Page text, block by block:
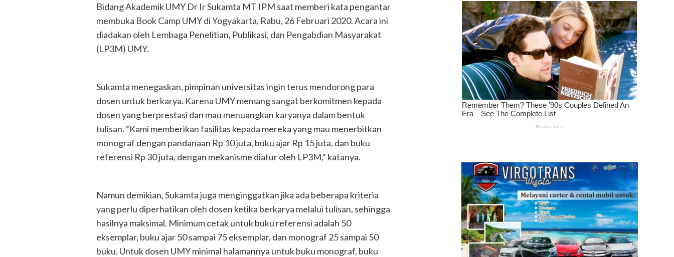
Bidang Akademik UMY Dr Ir Sukamta MT IPM saat memberi kata pengantar
membuka Book Camp UMY di Yogyakarta, Rabu, 26 Februari 2020. Acara ini
diadakan oleh Lembaga Penelitian, Publikasi, dan Pengabdian Masyarakat
(LP3M) UMY.
Sukamta menegaskan, pimpinan universitas ingin terus mendorong para
dosen untuk berkarya. Karena UMY memang sangat berkomitmen kepada
dosen yang berprestasi dan mau menuangkan karyanya dalam bentuk
tulisan. “Kami memberikan fasilitas kepada mereka yang mau menerbitkan
monograf dengan pandanaan Rp 10 juta, buku ajar Rp 15 juta, dan buku
referensi Rp 30 juta, dengan mekanisme diatur oleh LP3M,” katanya.
Namun demikian, Sukamta juga menginggatkan jika ada beberapa kriteria
yang perlu diperhatikan oleh dosen ketika berkarya melalui tulisan, sehingga
hasilnya maksimal. Minimum cetak untuk buku referensi adalah 50
eksemplar, buku ajar 50 sampai 75 eksemplar, dan monograf 25 sampai 50
buku. Untuk dosen UMY minimal halamannya untuk buku monograf, buku